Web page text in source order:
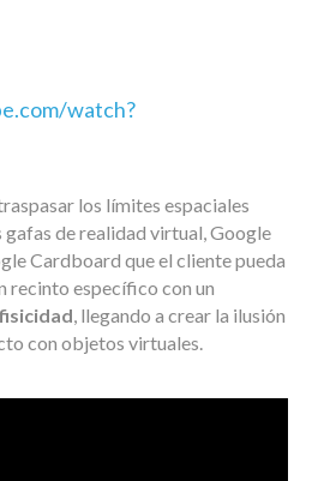
watch?
los límites espaciales
gafas de realidad virtual, Google
Cardboard que el cliente pueda
recinto específico con un
, llegando a crear la ilusión
con objetos virtuales.